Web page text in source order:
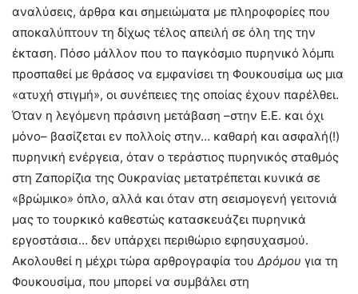
αναλύσεις, άρθρα και σημειώματα με πληροφορίες που
αποκαλύπτουν τη δίχως τέλος απειλή σε όλη της την
έκταση. Πόσο μάλλον που το παγκόσμιο πυρηνικό λόμπι
προσπαθεί με θράσος να εμφανίσει τη Φουκουσίμα ως μια
«ατυχή στιγμή», οι συνέπειες της οποίας έχουν παρέλθει.
Όταν η λεγόμενη πράσινη μετάβαση –στην Ε.Ε. και όχι
μόνο– βασίζεται εν πολλοίς στην… καθαρή και ασφαλή(!)
πυρηνική ενέργεια, όταν ο τεράστιος πυρηνικός σταθμός
στη Ζαπορίζια της Ουκρανίας μετατρέπεται κυνικά σε
«βρώμικο» όπλο, αλλά και όταν στη σεισμογενή γειτονιά
μας το τουρκικό καθεστώς κατασκευάζει πυρηνικά
εργοστάσια… δεν υπάρχει περιθώριο εφησυχασμού.
Ακολουθεί η μέχρι τώρα αρθρογραφία του Δρόμου για τη
Φουκουσίμα, που μπορεί να συμβάλει στη